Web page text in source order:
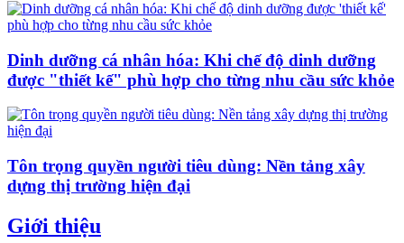
Dinh dưỡng cá nhân hóa: Khi chế độ dinh dưỡng
được "thiết kế" phù hợp cho từng nhu cầu sức khỏe
Tôn trọng quyền người tiêu dùng: Nền tảng xây
dựng thị trường hiện đại
Giới thiệu